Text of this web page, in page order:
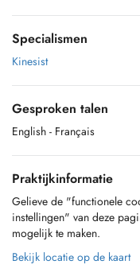
Specialismen
Kinesist
Gesproken talen
English - Français
Praktijkinformatie
Gelieve de "functionele
instellingen" van deze
mogelijk te maken.
Bekijk locatie op de kaart